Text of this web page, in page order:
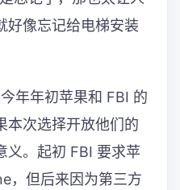
好像忘记给电梯安装
年初苹果和 FBI 的
本次选择开放他们的
义。起初 FBI 要求苹
，但后来因为第三方